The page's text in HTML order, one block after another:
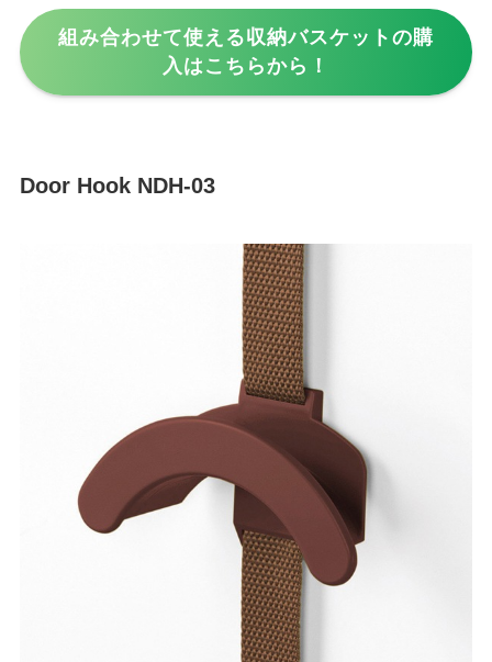
組み合わせて使える収納バスケットの購
入はこちらから！
Door Hook NDH-03